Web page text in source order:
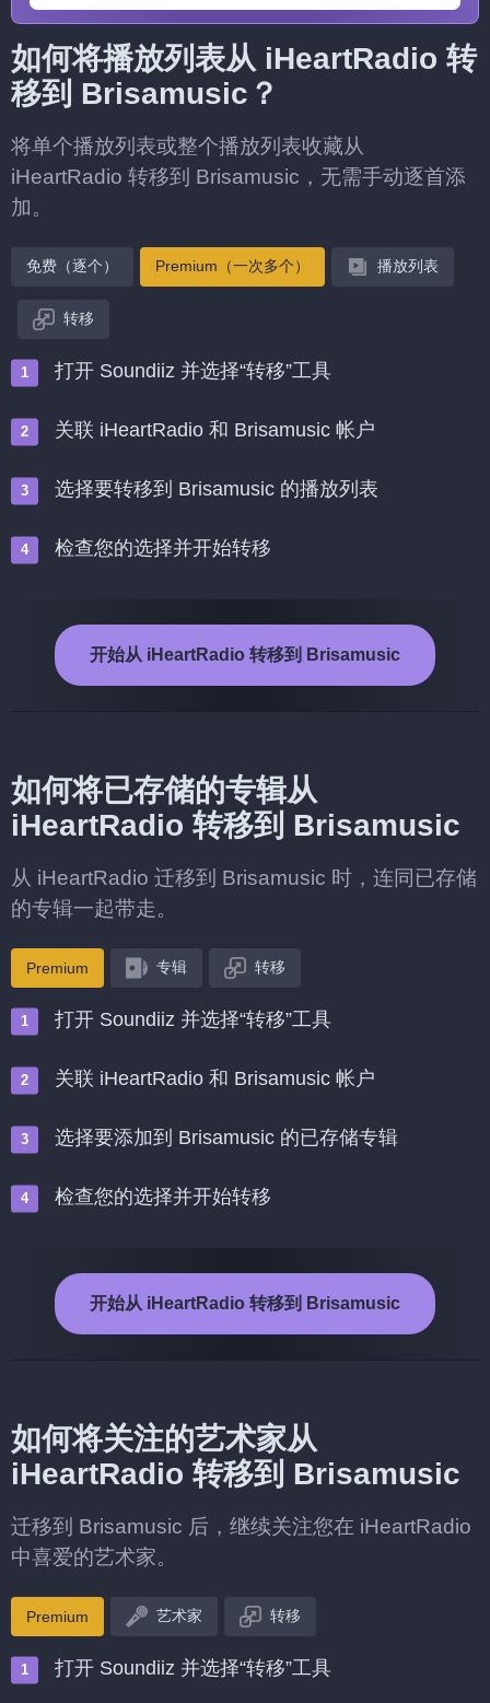
如何将播放列表从 iHeartRadio 转
移到 Brisamusic？
将单个播放列表或整个播放列表收藏从
iHeartRadio 转移到 Brisamusic，无需手动逐首添
加。
免费（逐个） Premium（一次多个） 播放列表
转移
打开 Soundiiz 并选择“转移”工具
关联 iHeartRadio 和 Brisamusic 帐户
选择要转移到 Brisamusic 的播放列表
检查您的选择并开始转移
开始从 iHeartRadio 转移到 Brisamusic
如何将已存储的专辑从
iHeartRadio 转移到 Brisamusic
从 iHeartRadio 迁移到 Brisamusic 时，连同已存储
的专辑一起带走。
Premium 专辑 转移
打开 Soundiiz 并选择“转移”工具
关联 iHeartRadio 和 Brisamusic 帐户
选择要添加到 Brisamusic 的已存储专辑
检查您的选择并开始转移
开始从 iHeartRadio 转移到 Brisamusic
如何将关注的艺术家从
iHeartRadio 转移到 Brisamusic
迁移到 Brisamusic 后，继续关注您在 iHeartRadio
中喜爱的艺术家。
Premium 艺术家 转移
打开 Soundiiz 并选择“转移”工具